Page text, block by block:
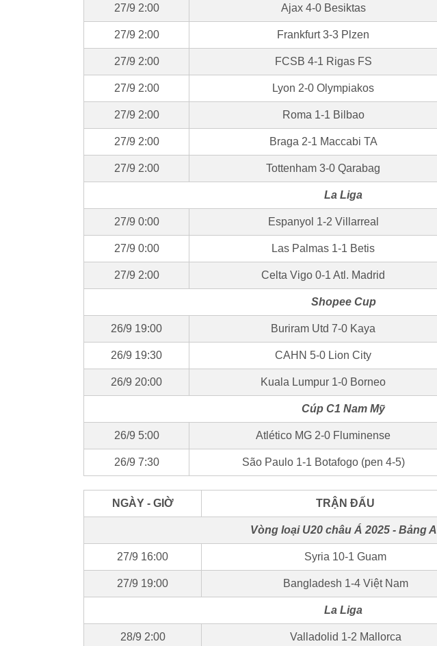
27/9 2:00 Ajax 4-0 Besiktas
27/9 2:00 Frankfurt 3-3 Plzen
27/9 2:00 FCSB 4-1 Rigas FS
27/9 2:00 Lyon 2-0 Olympiakos
27/9 2:00 Roma 1-1 Bilbao
27/9 2:00 Braga 2-1 Maccabi TA
27/9 2:00 Tottenham 3-0 Qarabag
La Liga
27/9 0:00 Espanyol 1-2 Villarreal
27/9 0:00 Las Palmas 1-1 Betis
27/9 2:00 Celta Vigo 0-1 Atl. Madrid
Shopee Cup
26/9 19:00 Buriram Utd 7-0 Kaya
26/9 19:30 CAHN 5-0 Lion City
26/9 20:00 Kuala Lumpur 1-0 Borneo
Cúp C1 Nam Mỹ
26/9 5:00 Atlético MG 2-0 Fluminense
26/9 7:30 São Paulo 1-1 Botafogo (pen 4-5)
NGÀY - GIỜ TRẬN ĐẤU
Vòng loại U20 châu Á 2025 - Bảng A
27/9 16:00 Syria 10-1 Guam
27/9 19:00 Bangladesh 1-4 Việt Nam
La Liga
28/9 2:00 Valladolid 1-2 Mallorca